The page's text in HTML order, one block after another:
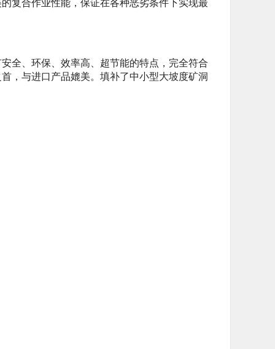
、环保、效率高、超节能的特点，完全符合
，与进口产品媲美。填补了中小型大坡度矿洞